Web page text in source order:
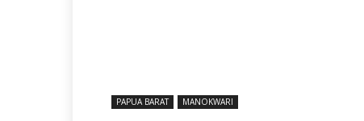
PAPUA BARAT MANOKWARI